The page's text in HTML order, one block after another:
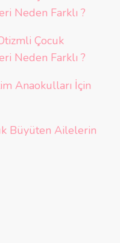
Neden Farklı ?
Çocuk
Neden Farklı ?
Anaokulları İçin
Büyüten Ailelerin